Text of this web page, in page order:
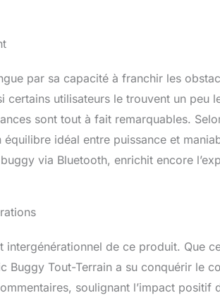
par sa capacité à franchir les
certains utilisateurs le trouvent un peu
sont tout à fait remarquables.
idéal entre puissance et
via Bluetooth, enrichit encore
intergénérationnel de ce produit. Que
Buggy Tout-Terrain a su conquérir le
soulignant l’impact positif